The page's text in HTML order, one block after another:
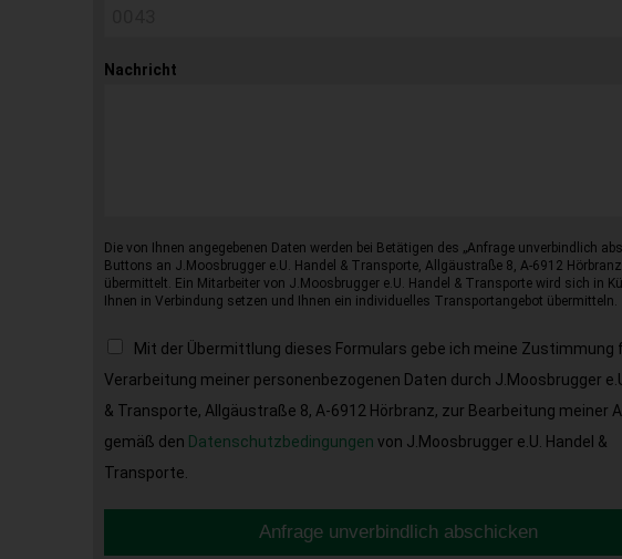
Nachricht
Die von Ihnen angegebenen Daten werden bei Betätigen des „Anfrage unverbindlich
Buttons an J.Moosbrugger e.U. Handel & Transporte, Allgäustraße 8, A-6912
übermittelt. Ein Mitarbeiter von J.Moosbrugger e.U. Handel & Transporte wird sich in
Ihnen in Verbindung setzen und Ihnen ein individuelles Transportangebot übermitteln.
Mit der Übermittlung dieses Formulars gebe ich meine Zustimmung
Verarbeitung meiner personenbezogenen Daten durch J.Moosbrugger
& Transporte, Allgäustraße 8, A-6912 Hörbranz, zur Bearbeitung meiner
gemäß den Datenschutzbedingungen von J.Moosbrugger e.U. Handel &
Transporte.
Anfrage unverbindlich abschicken